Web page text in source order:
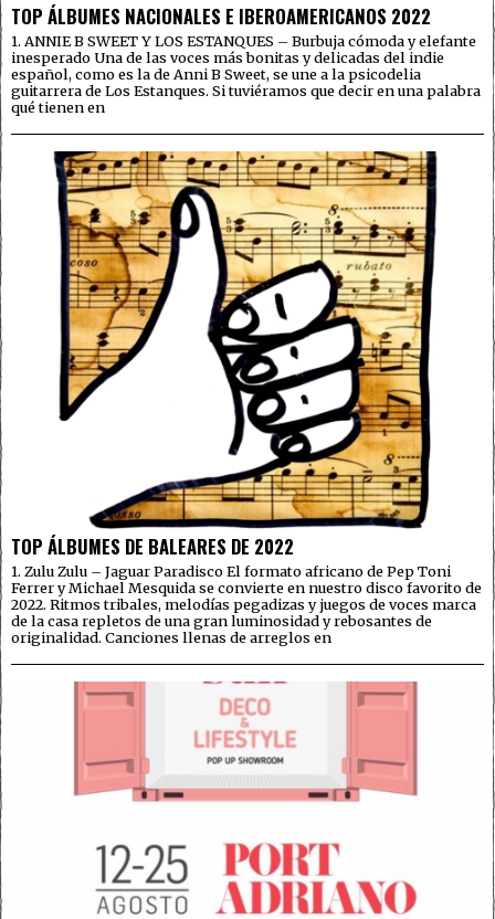
TOP ÁLBUMES NACIONALES E IBEROAMERICANOS 2022
1. ANNIE B SWEET Y LOS ESTANQUES – Burbuja cómoda y elefante
inesperado Una de las voces más bonitas y delicadas del indie
español, como es la de Anni B Sweet, se une a la psicodelia
guitarrera de Los Estanques. Si tuviéramos que decir en una palabra
qué tienen en
TOP ÁLBUMES DE BALEARES DE 2022
1. Zulu Zulu – Jaguar Paradisco El formato africano de Pep Toni
Ferrer y Michael Mesquida se convierte en nuestro disco favorito de
2022. Ritmos tribales, melodías pegadizas y juegos de voces marca
de la casa repletos de una gran luminosidad y rebosantes de
originalidad. Canciones llenas de arreglos en